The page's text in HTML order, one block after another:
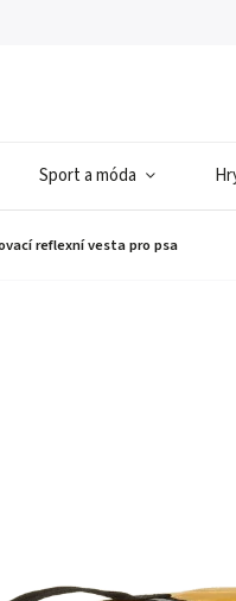
Sport a móda
reflexní vesta pro psa